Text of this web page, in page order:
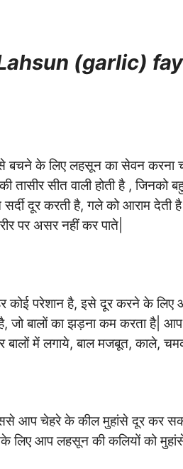
(garlic)
के लिए लहसून का सेवन करना
सीत वाली होती है , जिनको
दूर करती है, गले को आराम देती है|
पर असर नहीं कर पाते|
परेशान है, इसे दूर करने के लिए
जो बालों का झड़ना कम करता है|
में लगाये, बाल मजबूत, काले,
आप चेहरे के कील मुहांसे दूर कर
लिए आप लहसून की कलियों को